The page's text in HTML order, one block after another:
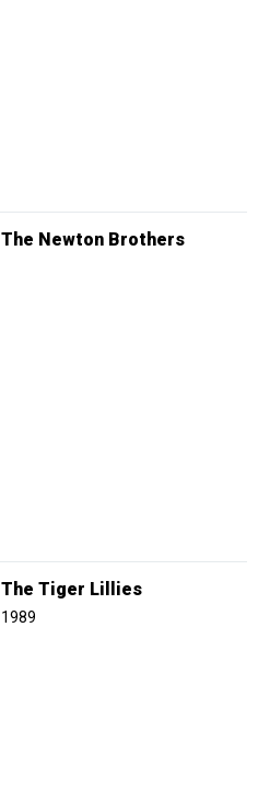
The Newton Brothers
The Tiger Lillies
1989